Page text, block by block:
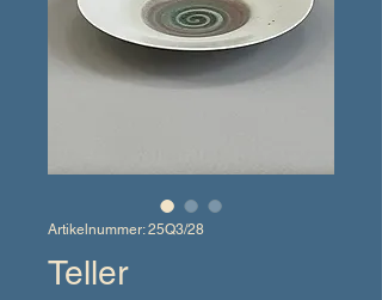
Artikelnummer: 25Q3/28
Teller